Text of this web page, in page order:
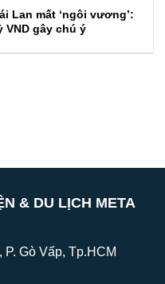
Lan mất ‘ngôi vương’:
VND gây chú ý
& DU LỊCH META
Gò Vấp, Tp.HCM